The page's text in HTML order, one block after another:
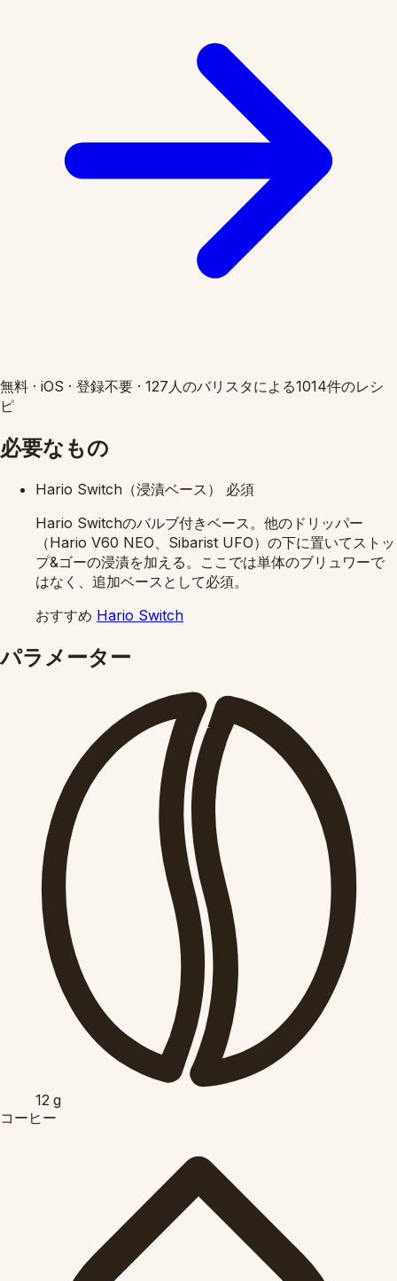
無料 · iOS · 登録不要 · 127人のバリスタによる1014件のレシ
ピ
必要なもの
Hario Switch（浸漬ベース）
必須
Hario Switchのバルブ付きベース。他のドリッパー
（Hario V60 NEO、Sibarist UFO）の下に置いてストッ
プ&ゴーの浸漬を加える。ここでは単体のブリュワーで
はなく、追加ベースとして必須。
おすすめ Hario Switch
パラメーター
12g
コーヒー